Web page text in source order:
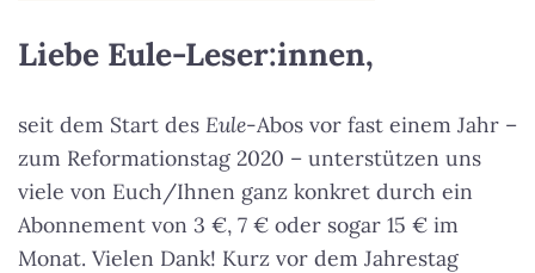
Liebe Eule-Leser:innen,
seit dem Start des Eule-Abos vor fast einem Jahr –
zum Reformationstag 2020 – unterstützen uns
viele von Euch/Ihnen ganz konkret durch ein
Abonnement von 3 €, 7 € oder sogar 15 € im
Monat. Vielen Dank! Kurz vor dem Jahrestag